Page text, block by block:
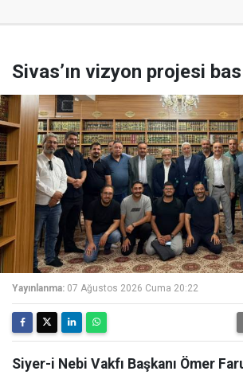
Sivas’ın vizyon projesi
Yayınlanma: 07 Ağustos 2026 Cuma 20:22
Siyer-i Nebi Vakfı Başkanı Ömer